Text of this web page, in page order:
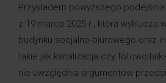
Przykładem powyższego
z 19 marca 2025 r., która wyklucza
budynku socjalno-biurowego oraz
takie jak kanalizacja czy
nie uwzględnia argumentów